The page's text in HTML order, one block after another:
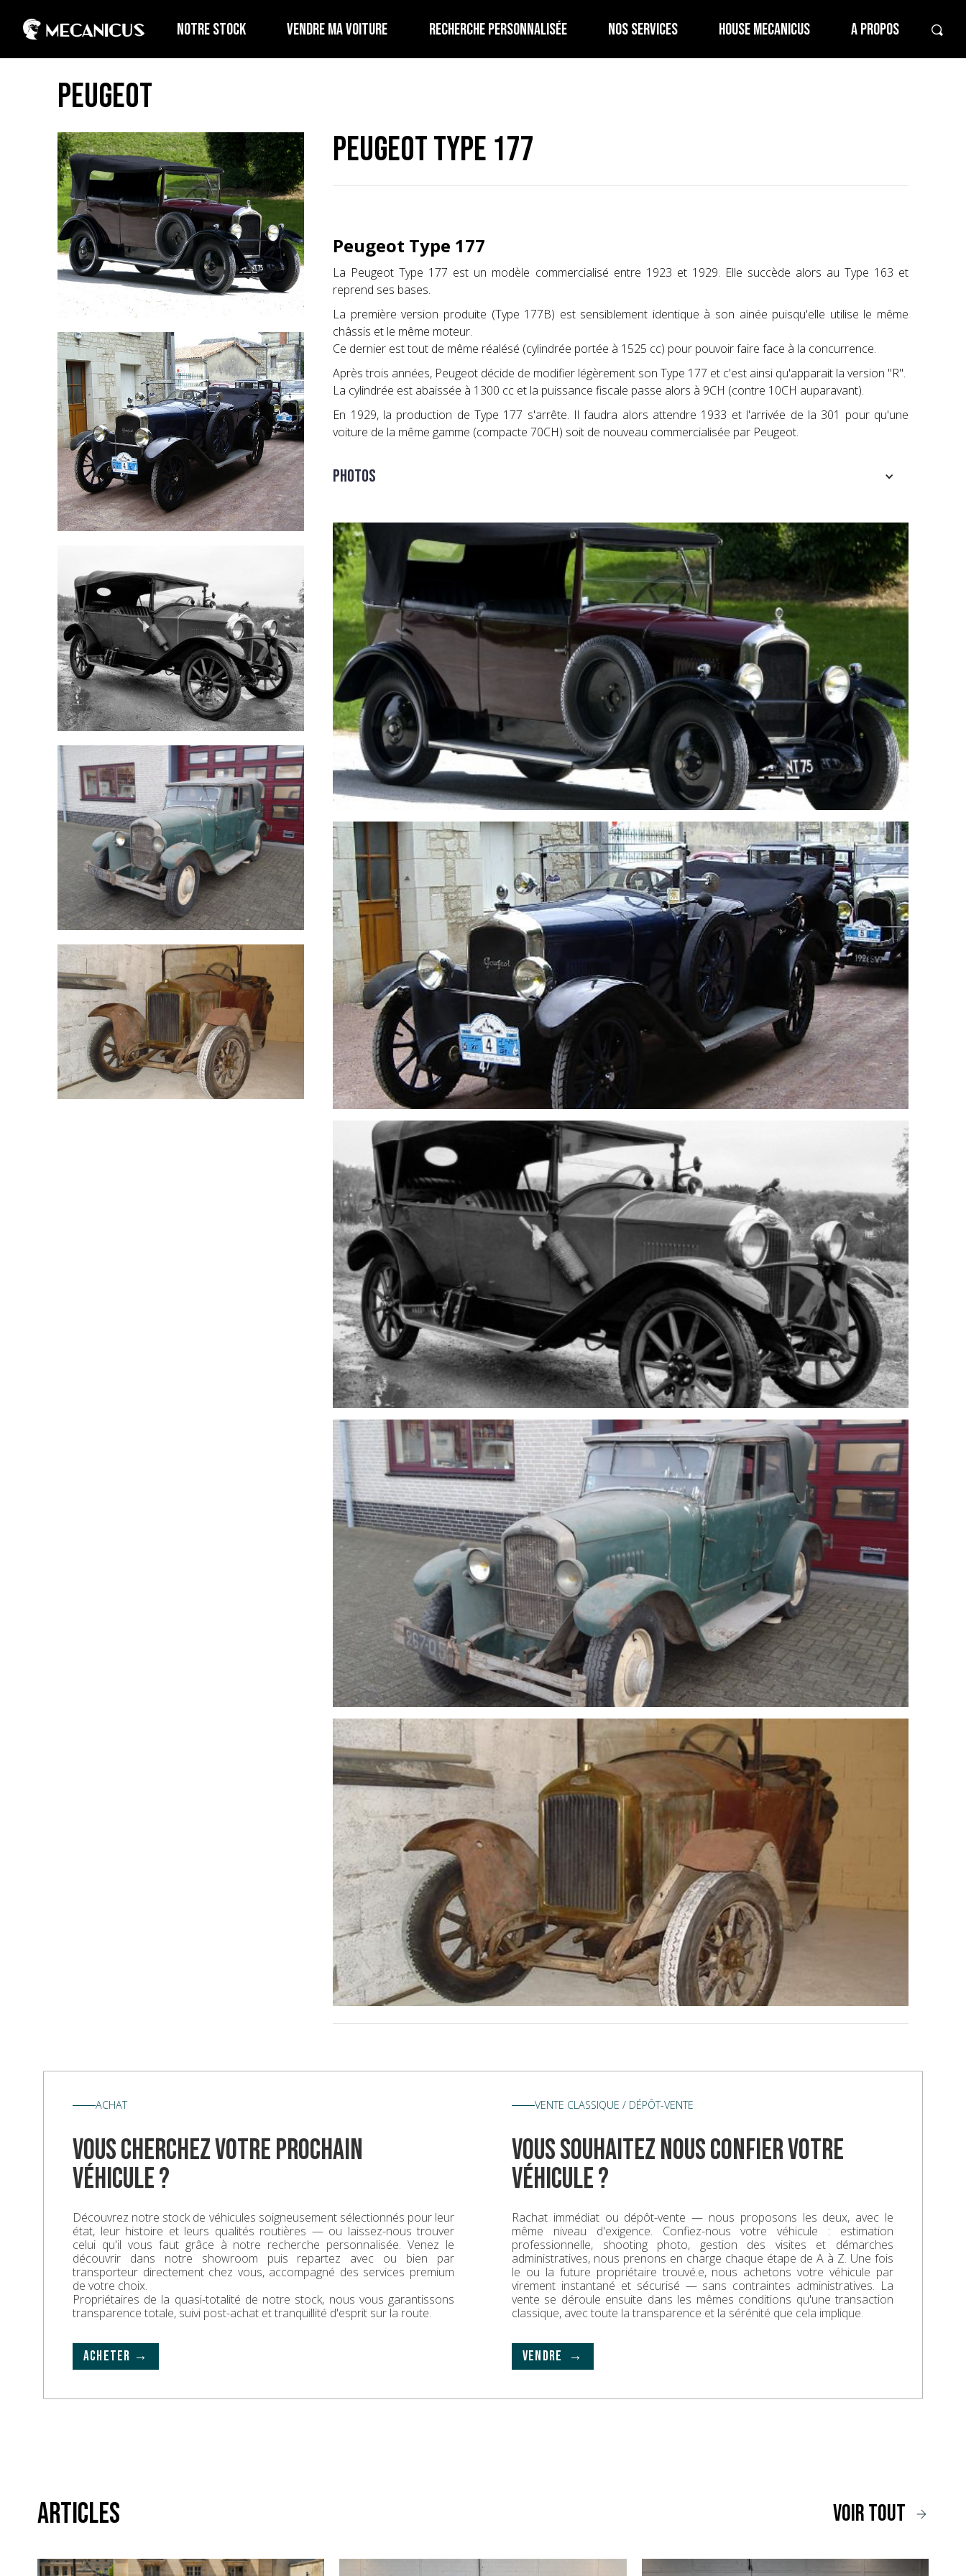
NOTRE STOCK VENDRE MA VOITURE RECHERCHE PERSONNALISÉE NOS SERVICES HOUSE MECANICUS A PROPOS
Peugeot
Peugeot Type 177
Peugeot Type 177
La Peugeot Type 177 est un modèle commercialisé entre 1923 et 1929. Elle succède alors au Type 163 et
reprend ses bases.
La première version produite (Type 177B) est sensiblement identique à son ainée puisqu'elle utilise le même
châssis et le même moteur.
Ce dernier est tout de même réalésé (cylindrée portée à 1525 cc) pour pouvoir faire face à la concurrence.
Après trois années, Peugeot décide de modifier légèrement son Type 177 et c'est ainsi qu'apparait la version "R".
La cylindrée est abaissée à 1300 cc et la puissance fiscale passe alors à 9CH (contre 10CH auparavant).
En 1929, la production de Type 177 s'arrête. Il faudra alors attendre 1933 et l'arrivée de la 301 pour qu'une
voiture de la même gamme (compacte 70CH) soit de nouveau commercialisée par Peugeot.
Photos
ACHAT
vous cherchez votre prochain
véhicule ?
Découvrez notre stock de véhicules soigneusement sélectionnés pour leur
état, leur histoire et leurs qualités routières — ou laissez-nous trouver
celui qu'il vous faut grâce à notre recherche personnalisée. Venez le
découvrir dans notre showroom puis repartez avec ou bien par
transporteur directement chez vous, accompagné des services premium
de votre choix.
Propriétaires de la quasi-totalité de notre stock, nous vous garantissons
transparence totale, suivi post-achat et tranquillité d'esprit sur la route.
ACHETER →
VENTE CLASSIQUE / DÉPÔT-VENTE
vous souhaitez nous confier votre
véhicule ?
Rachat immédiat ou dépôt-vente — nous proposons les deux, avec le
même niveau d'exigence. Confiez-nous votre véhicule : estimation
professionnelle, shooting photo, gestion des visites et démarches
administratives, nous prenons en charge chaque étape de A à Z. Une fois
le ou la future propriétaire trouvé.e, nous achetons votre véhicule par
virement instantané et sécurisé — sans contraintes administratives. La
vente se déroule ensuite dans les mêmes conditions qu'une transaction
classique, avec toute la transparence et la sérénité que cela implique.
VENDRE →
voir tout
Articles